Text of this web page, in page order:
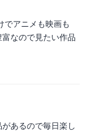
でアニメも映画も
なので見たい作品
あるので毎日楽し